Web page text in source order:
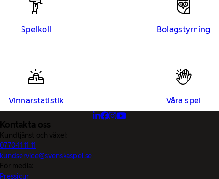
Spelkoll Bolagstyrning
Vinnarstatistik Våra spel
Kontakta oss
Kundtjänst och växel:
0770-11 11 11
kundservice@svenskaspel.se
För media:
Pressjour